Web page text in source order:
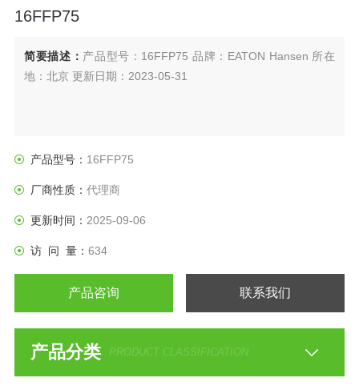
16FFP75
简要描述： 产品型号：16FFP75 品牌：EATON Hansen 所在
地：北京 更新日期：2023-05-31
产品型号： 16FFP75
厂商性质： 代理商
更新时间： 2025-09-06
访 问 量： 634
产品咨询 联系我们
产品分类 PRODUCT CLASSIFICATION